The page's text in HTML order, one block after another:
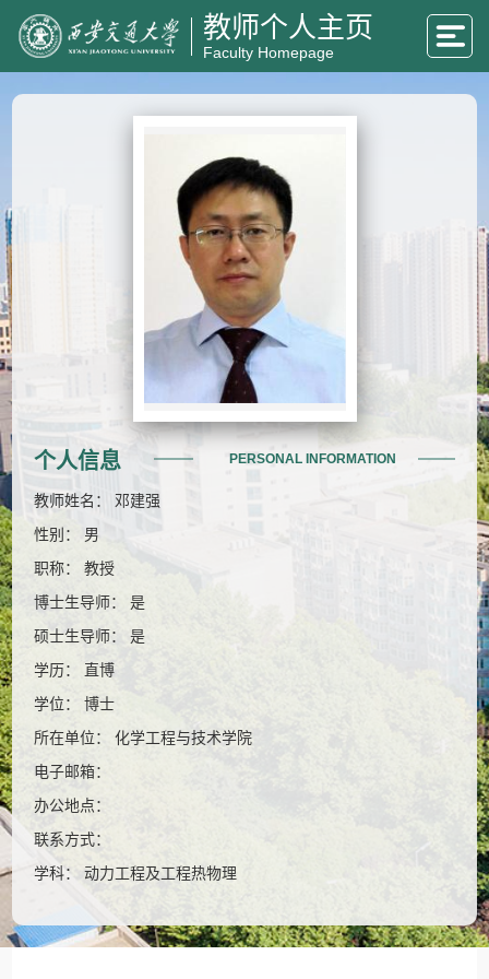
教师个人主页
Faculty Homepage
个人信息 PERSONAL INFORMATION
教师姓名： 邓建强
性别： 男
职称： 教授
博士生导师： 是
硕士生导师： 是
学历： 直博
学位： 博士
所在单位： 化学工程与技术学院
电子邮箱：
办公地点：
联系方式：
学科： 动力工程及工程热物理